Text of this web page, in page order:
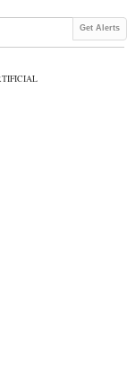
Get Alerts